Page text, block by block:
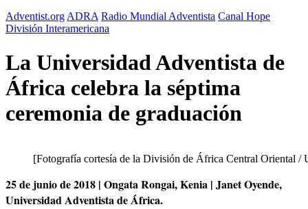
Adventist.org ADRA Radio Mundial Adventista Canal Hope
División Interamericana
La Universidad Adventista de
África celebra la séptima
ceremonia de graduación
[Fotografía cortesía de la División de África Central Oriental /
25 de junio de 2018 | Ongata Rongai, Kenia | Janet Oyende,
Universidad Adventista de África.